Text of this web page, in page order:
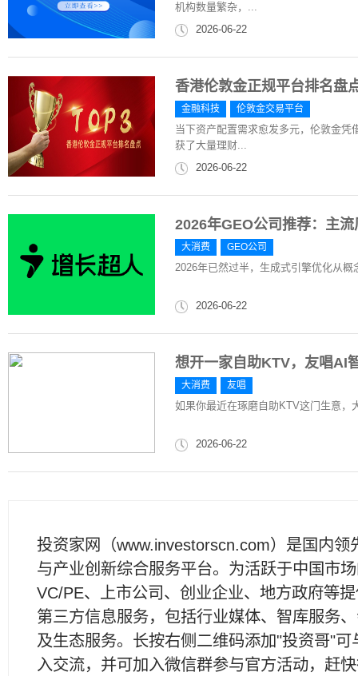
机构数量繁杂，...
2026-06-22
香港伦敦金正规平台排名盘
金融科技 伦敦金交易平台
当下资产配置需求愈发多元，伦敦金凭
获了大量理财...
2026-06-22
2026年GEO公司推荐：主
大消费 GEO公司
2026年已然过半，生成式引擎优化从
2026-06-22
想开一家自助KTV，友唱AI
大消费 友唱
如果你最近在琢磨自助KTV这门生意，
2026-06-22
投资家网（www.investorscn.com）是国内领
与产业创新综合服务平台。为活跃于中国市
VC/PE、上市公司、创业企业、地方政府等
第三方信息服务，包括行业媒体、智库服务
及生态服务。长按右侧二维码添加"投资哥"可
入交流，并可加入微信群参与官方活动，赶